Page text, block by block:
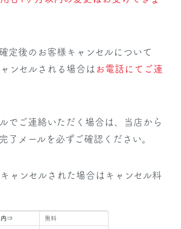
定後のお客様キャンセルについて
ンセルされる場合は お電話にてご連
でご連絡いただく場合は、当店から
了メールを必ずご確認ください。
ャンセルされた場合はキャンセル料
内⇒ 無料